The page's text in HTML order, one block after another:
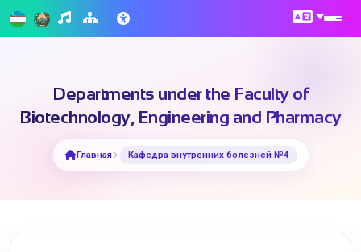
Departments under the Faculty of
Biotechnology, Engineering and Pharmacy
Главная Кафедра внутренних болезней №4